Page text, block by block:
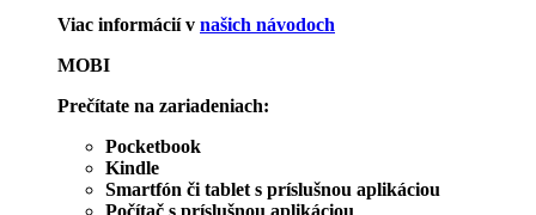
Viac informácií v našich návodoch
MOBI
Prečítate na zariadeniach:
Pocketbook
Kindle
Smartfón či tablet s príslušnou aplikáciou